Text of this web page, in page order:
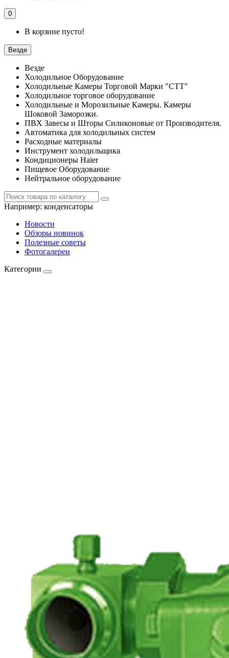
0
В корзине пусто!
Везде
Везде
Холодильное Оборудование
Холодильные Камеры Торговой Марки "СТТ"
Холодильное торговое оборудование
Холодильные и Морозильные Камеры. Камеры
Шоковой Заморозки.
ПВХ Завесы и Шторы Силиконовые от Производителя.
Автоматика для холодильных систем
Расходные материалы
Инструмент холодильщика
Кондиционеры Haier
Пищевое Оборудование
Нейтральное оборудование
Например: конденсаторы
Новости
Обзоры новинок
Полезные советы
Фотогалереи
Категории